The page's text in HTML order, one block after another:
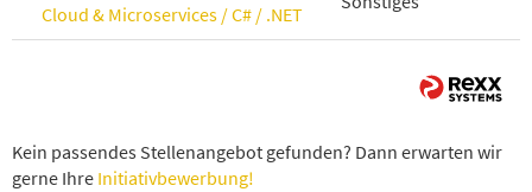
Cloud & Microservices / C# / .NET
Kein passendes Stellenangebot gefunden? Dann erwarten wir
gerne Ihre Initiativbewerbung!